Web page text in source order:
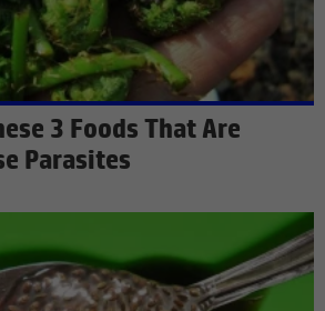
3 Foods That Are
Parasites